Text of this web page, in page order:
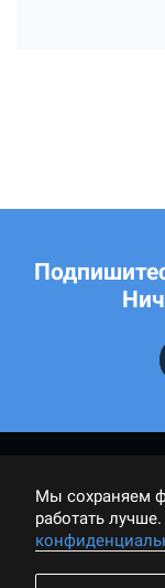
Мы cохраняем
работать